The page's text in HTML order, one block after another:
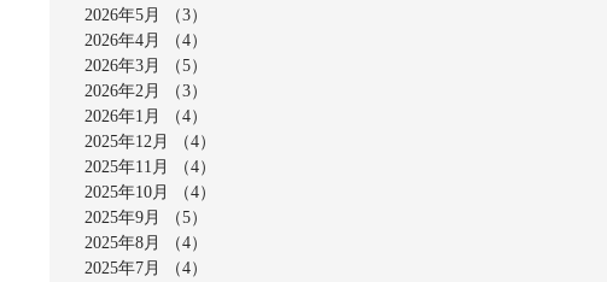
2026年5月
（3）
2026年4月
（4）
2026年3月
（5）
2026年2月
（3）
2026年1月
（4）
2025年12月
（4）
2025年11月
（4）
2025年10月
（4）
2025年9月
（5）
2025年8月
（4）
2025年7月
（4）